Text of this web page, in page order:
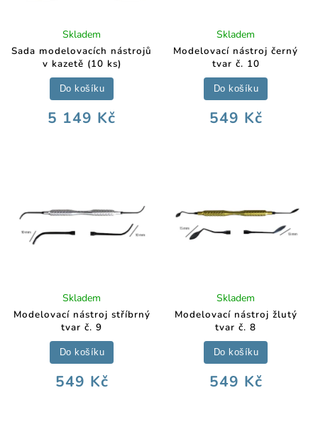
Sada modelovacích nástrojů
v kazetě (10 ks)
Skladem
5 149 Kč
Do košíku
Modelovací nástroj černý
tvar č. 10
Skladem
549 Kč
Do košíku
Modelovací nástroj stříbrný
tvar č. 9
Skladem
549 Kč
Do košíku
Modelovací nástroj žlutý
tvar č. 8
Skladem
549 Kč
Do košíku